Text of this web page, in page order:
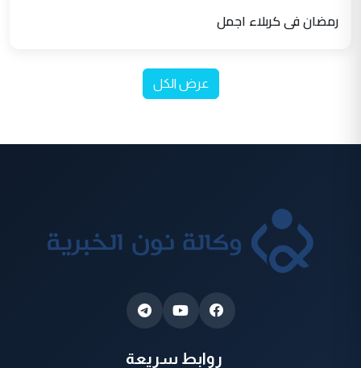
رمضان في كربلاء اجمل
عرض الكل
روابط سريعة